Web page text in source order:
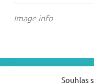
Souhlas
Image info